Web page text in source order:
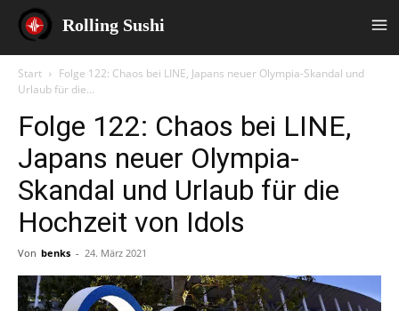
Rolling Sushi
Start
Folge 122: Chaos bei LINE, Japans neuer Olympia-Skandal und
Urlaub für die...
Folge 122: Chaos bei LINE,
Japans neuer Olympia-
Skandal und Urlaub für die
Hochzeit von Idols
Von benks - 24. März 2021